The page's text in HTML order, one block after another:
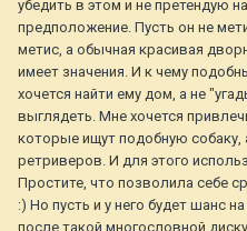
убедить в этом и не претендую
предположение. Пусть он не
метис, а обычная красивая
имеет значения. И к чему
хочется найти ему дом, а не
выглядеть. Мне хочется
которые ищут подобную
ретриверов. И для этого
Простите, что позволила себе
:) Но пусть и у него будет шанс
после такой многословной